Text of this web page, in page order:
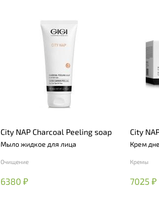
City NAP Charcoal Peeling soap
Мыло жидкое для лица
Очищение
6380 ₽
City
Крем
Кремы
7025 ₽